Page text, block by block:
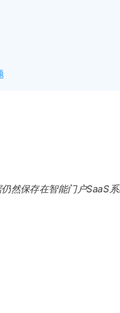
然保存在智能门户SaaS